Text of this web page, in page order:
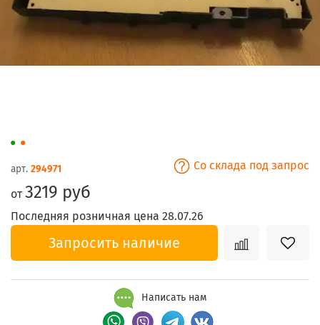
арт. 294971 Со склада под запрос
от3219 руб
Последняя розничная цена 28.07.26
Запросить наличие
Написать нам